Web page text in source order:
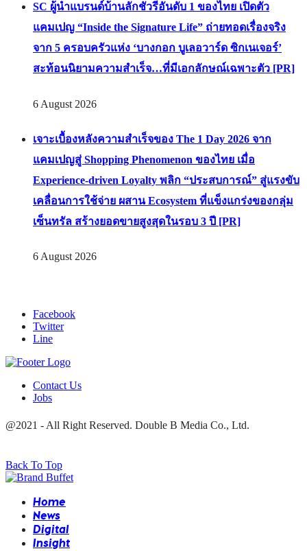
SC ผู้นำแบรนด์บ้านลักชัวรีอันดับ 1 ของไทย เปิดตัว
แคมเปญ “Inside the Signature Life” ถ่ายทอดเรื่องจริง
จาก 5 ครอบครัวแห่ง ‘บางกอก บูเลอวาร์ด ซิกเนเจอร์’
สะท้อนนิยามความสำเร็จ…ที่มีเอกลักษณ์เฉพาะตัว [PR]
6 August 2026
เจาะเบื้องหลังความสำเร็จของ The 1 Day 2026 จาก
แคมเปญสู่ Shopping Phenomenon ของไทย เมื่อ
Experience-driven Loyalty พลิก “ประสบการณ์” สู่แรงขับ
เคลื่อนการใช้จ่าย ผสาน Ecosystem ที่แข็งแกร่งของกลุ่ม
เซ็นทรัล สร้างยอดขายสูงสุดในรอบ 3 ปี [PR]
6 August 2026
Facebook
Twitter
Line
Contact Us
Jobs
@2021 - All Right Reserved. Double B Media Co., Ltd.
Back To Top
Home
News
Digital
Insight